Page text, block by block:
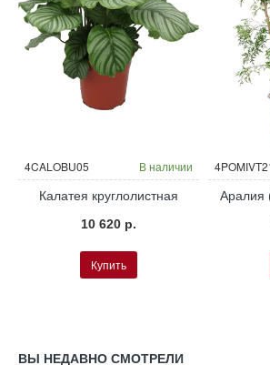
4CALOBU05 В наличии
Калатея круглолистная
10 620 р.
Купить
Аралия
ВЫ НЕДАВНО СМОТРЕЛИ